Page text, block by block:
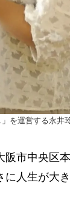
を運営する永
市中央区
人生が大